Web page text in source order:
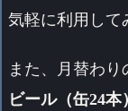
気軽に利用して
また、月替わり
ビール（缶24